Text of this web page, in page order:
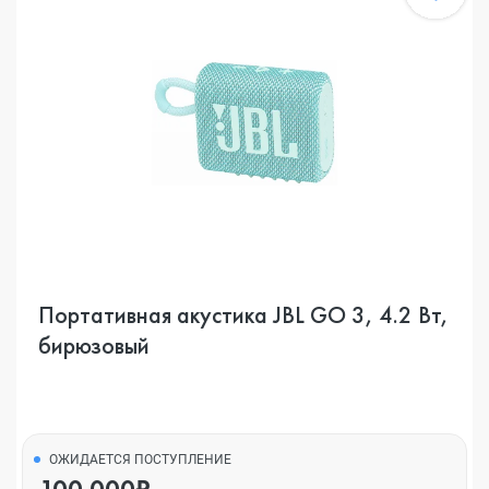
Портативная акустика JBL GO 3, 4.2 Вт,
бирюзовый
ОЖИДАЕТСЯ ПОСТУПЛЕНИЕ